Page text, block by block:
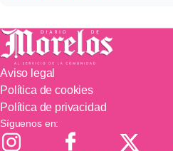
Aviso legal
Política de cookies
Política de privacidad
Síguenos en: